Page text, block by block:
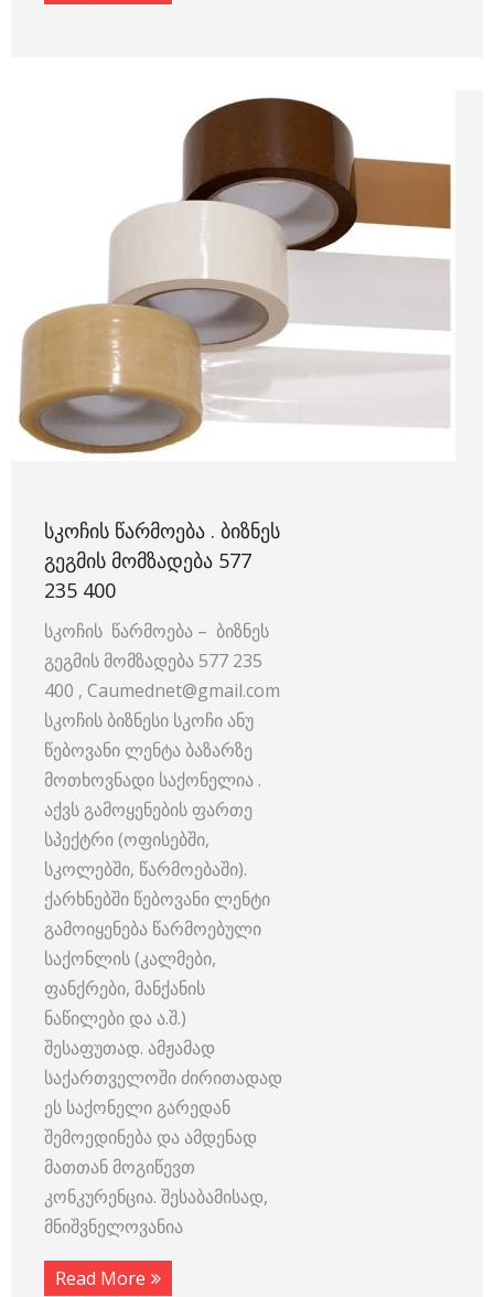
ᲡᲙᲝᲩᲘᲡ ᲬᲐᲠᲛᲝᲔᲑᲐ . ᲑᲘᲖᲜᲔᲡ
ᲒᲔᲒᲛᲘᲡ ᲛᲝᲛᲖᲐᲓᲔᲑᲐ 577
235 400
სკოჩის წარმოება – ბიზნეს
გეგმის მომზადება 577 235
400 , Сaumednet@gmail.com
სკოჩის ბიზნესი სკოჩი ანუ
წებოვანი ლენტა ბაზარზე
მოთხოვნადი საქონელია .
აქვს გამოყენების ფართე
სპექტრი (ოფისებში,
სკოლებში, წარმოებაში).
ქარხნებში წებოვანი ლენტი
გამოიყენება წარმოებული
საქონლის (კალმები,
ფანქრები, მანქანის
ნაწილები და ა.შ.)
შესაფუთად. ამჟამად
საქართველოში ძირითადად
ეს საქონელი გარედან
შემოედინება და ამდენად
მათთან მოგიწევთ
კონკურენცია. შესაბამისად,
მნიშვნელოვანია
Read More